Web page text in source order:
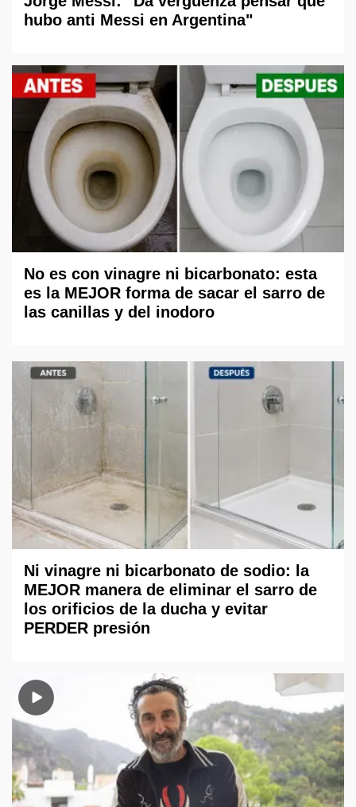
hubo anti Messi en Argentina"
No es con vinagre ni bicarbonato: esta
es la MEJOR forma de sacar el sarro de
las canillas y del inodoro
Ni vinagre ni bicarbonato de sodio: la
MEJOR manera de eliminar el sarro de
los orificios de la ducha y evitar
PERDER presión